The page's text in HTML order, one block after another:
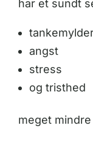
har et sundt
angst
stress
og tristhed
meget